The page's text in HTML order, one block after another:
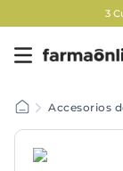
3
Accesorios